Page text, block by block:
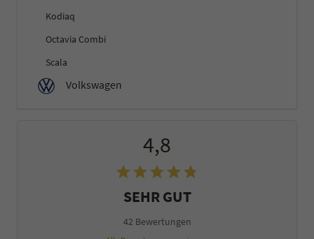
Kodiaq
Octavia Combi
Scala
Volkswagen
4,8
SEHR GUT
42 Bewertungen